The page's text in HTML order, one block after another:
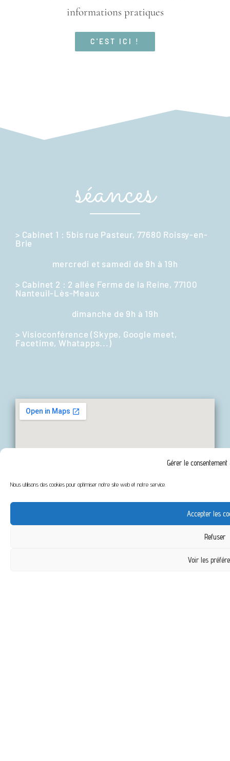
Gérer le
Nous utilisons des cookies pour optimiser notre site web et notre service.
Accepter les
Refuser
Voir les
informations pratiques
C'EST ICI !
séances
> Cabinet 1 : 5bis rue Pasteur, 77680 Roissy-en-
Brie
mercredi et samedi de 9h à 19h
> Cabinet 2 : 2 allée Ferme de la Reine, 77100
Nanteuil-Lès-Meaux
dimanche de 9h à 19h
> Visioconférence (Skype, Google meet,
Facetime, Whatapps...)